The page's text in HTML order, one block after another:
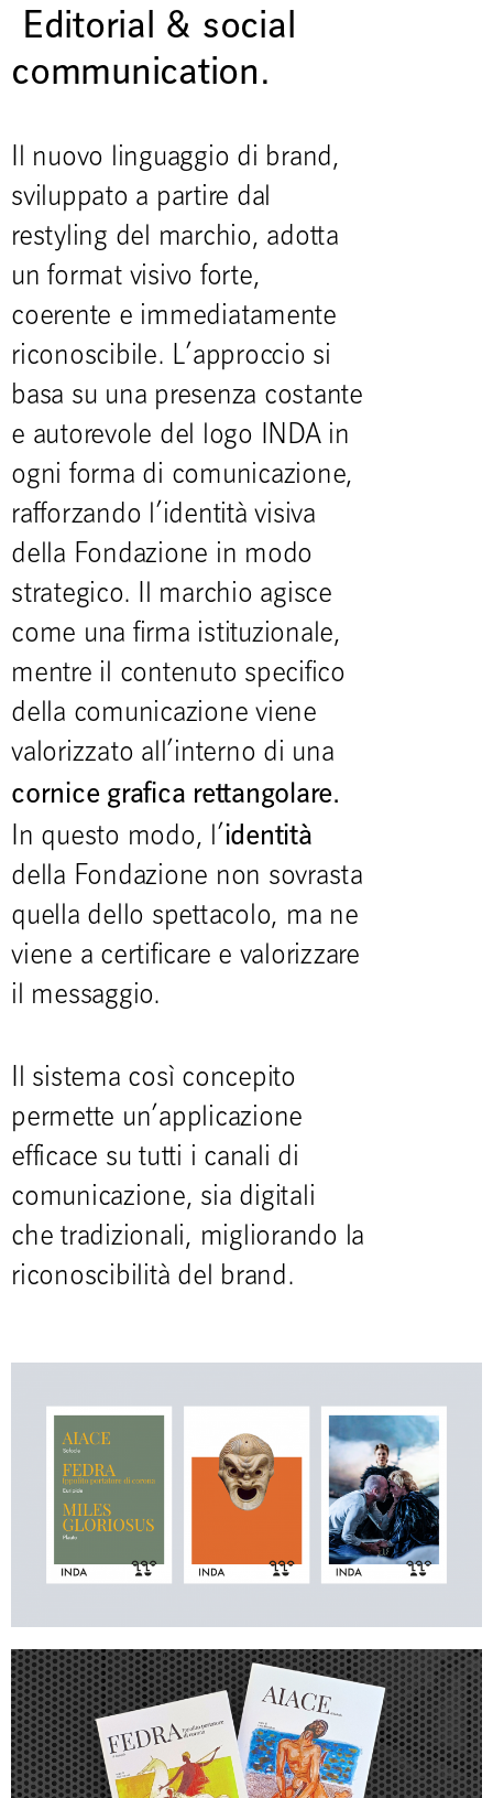
Editorial & social
communication.
Il nuovo linguaggio di brand,
sviluppato a partire dal
restyling del marchio, adotta
un format visivo forte,
coerente e immediatamente
riconoscibile. L’approccio si
basa su una presenza costante
e autorevole del logo INDA in
ogni forma di comunicazione,
rafforzando l’identità visiva
della Fondazione in modo
strategico. Il marchio agisce
come una firma istituzionale,
mentre il contenuto specifico
della comunicazione viene
valorizzato all’interno di una
cornice grafica rettangolare.
In questo modo, l’identità
della Fondazione non sovrasta
quella dello spettacolo, ma ne
viene a certificare e valorizzare
il messaggio.
Il sistema così concepito
permette un’applicazione
efficace su tutti i canali di
comunicazione, sia digitali
che tradizionali, migliorando la
riconoscibilità del brand.